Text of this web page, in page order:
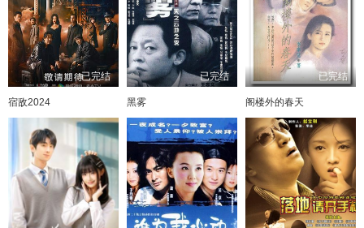
已完结
宿敌2024
已完结
黑雾
已完结
阁楼外的春天